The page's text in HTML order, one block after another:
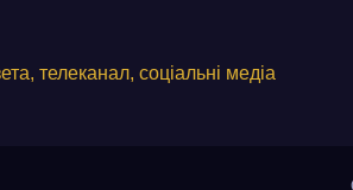
телеканал, соціальні медіа